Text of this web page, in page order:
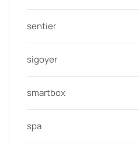
sentier
sigoyer
smartbox
spa